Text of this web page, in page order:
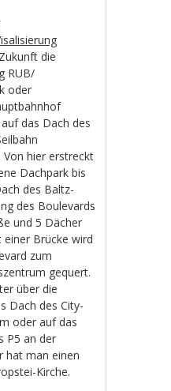
die
RUB/
oder
das Dach des
hier erstreckt
Dachpark bis
des Baltz-
des Boulevards
und 5 Dächer
Brücke wird
zum
gequert.
über die
Dach des City-
oder auf das
P5 an der
hat man einen
Kirche.